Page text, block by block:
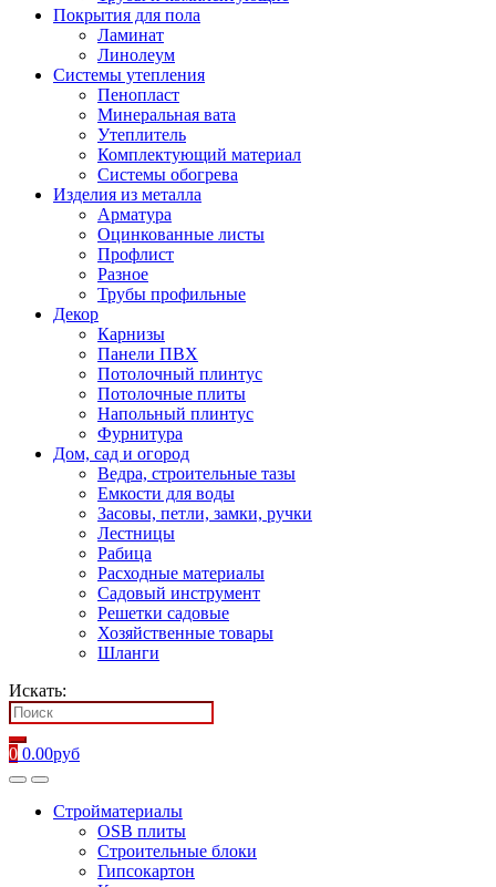
Покрытия для пола
Ламинат
Линолеум
Системы утепления
Пенопласт
Минеральная вата
Утеплитель
Комплектующий материал
Системы обогрева
Изделия из металла
Арматура
Оцинкованные листы
Профлист
Разное
Трубы профильные
Декор
Карнизы
Панели ПВХ
Потолочный плинтус
Потолочные плиты
Напольный плинтус
Фурнитура
Дом, сад и огород
Ведра, строительные тазы
Емкости для воды
Засовы, петли, замки, ручки
Лестницы
Рабица
Расходные материалы
Садовый инструмент
Решетки садовые
Хозяйственные товары
Шланги
Искать:
0 0.00руб
Стройматериалы
OSB плиты
Строительные блоки
Гипсокартон